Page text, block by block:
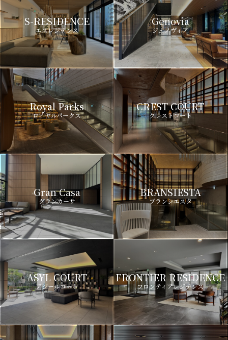
S-RESIDENCE
エスレジデンス
Genovia
ジェノヴィア
Royal Parks
ロイヤルパークス
CREST COURT
クレストコート
Gran Casa
グランカーサ
BRANSIESTA
ブランシエスタ
ASYL COURT
アジールコート
FRONTIER RESIDENCE
フロンティアレジデンス